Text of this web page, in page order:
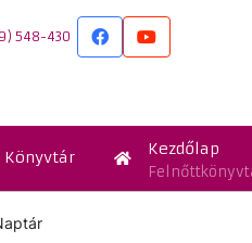
548-430
Könyvtár Kezdőlap